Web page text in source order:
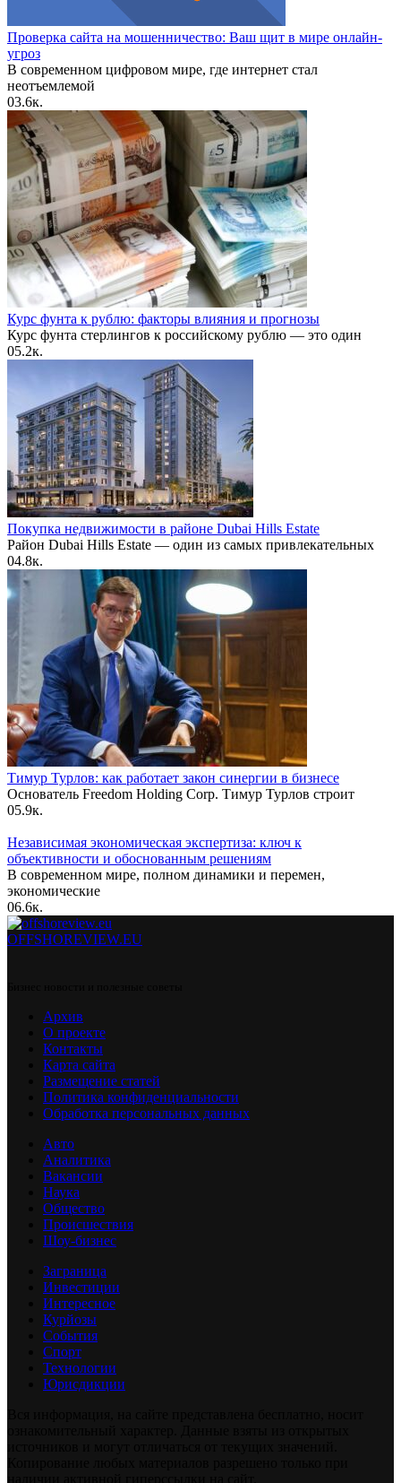
Проверка сайта на мошенничество: Ваш щит в мире онлайн-
угроз
В современном цифровом мире, где интернет стал
неотъемлемой
03.6к.
Курс фунта к рублю: факторы влияния и прогнозы
Курс фунта стерлингов к российскому рублю — это один
05.2к.
Покупка недвижимости в районе Dubai Hills Estate
Район Dubai Hills Estate — один из самых привлекательных
04.8к.
Тимур Турлов: как работает закон синергии в бизнесе
Основатель Freedom Holding Corp. Тимур Турлов строит
05.9к.
Независимая экономическая экспертиза: ключ к
объективности и обоснованным решениям
В современном мире, полном динамики и перемен,
экономические
06.6к.
OFFSHOREVIEW.EU
Архив
О проекте
Контакты
Карта сайта
Размещение статей
Политика конфиденциальности
Обработка персональных данных
Авто
Аналитика
Вакансии
Наука
Общество
Происшествия
Шоу-бизнес
Заграница
Инвестиции
Интересное
Курйозы
События
Спорт
Технологии
Юрисдикции